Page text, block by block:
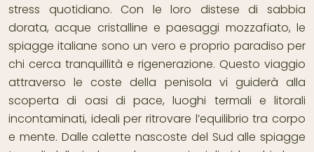
stress quotidiano. Con le loro distese di sabbia
dorata, acque cristalline e paesaggi mozzafiato, le
spiagge italiane sono un vero e proprio paradiso per
chi cerca tranquillità e rigenerazione. Questo viaggio
attraverso le coste della penisola vi guiderà alla
scoperta di oasi di pace, luoghi termali e litorali
incontaminati, ideali per ritrovare l’equilibrio tra corpo
e mente. Dalle calette nascoste del Sud alle spiagge